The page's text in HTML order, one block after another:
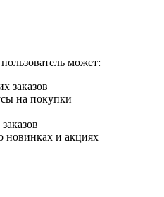
может:
заказов
на покупки
и акциях